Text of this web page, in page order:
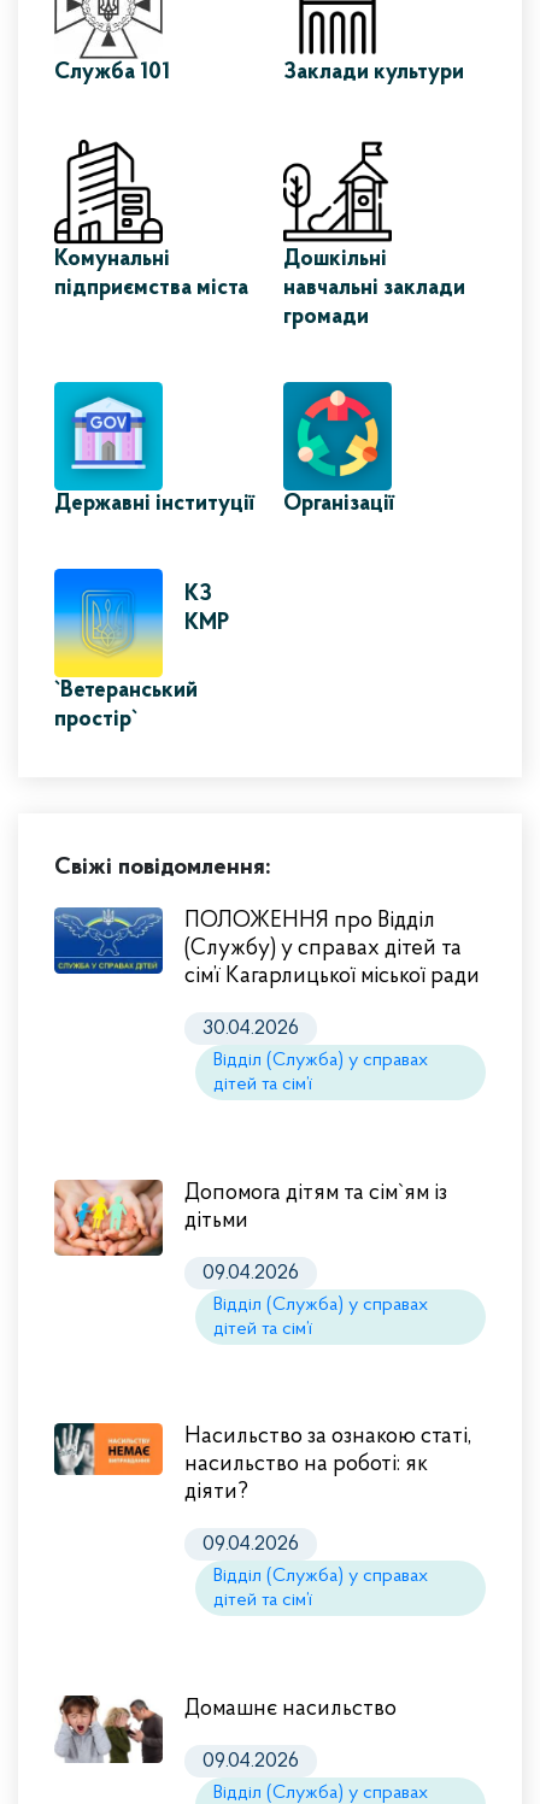
Служба 101 Заклади культури
Комунальні
підприємства міста
Дошкільні
навчальні заклади
громади
Державні інституції Організації
КЗ
КМР
`Ветеранський
простір`
Свіжі повідомлення:
ПОЛОЖЕННЯ про Відділ
(Службу) у справах дітей та
сім’ї Кагарлицької міської ради
30.04.2026
Відділ (Служба) у справах
дітей та сім’ї
Допомога дітям та сім`ям із
дітьми
09.04.2026
Відділ (Служба) у справах
дітей та сім’ї
Насильство за ознакою статі,
насильство на роботі: як
діяти?
09.04.2026
Відділ (Служба) у справах
дітей та сім’ї
Домашнє насильство
09.04.2026
Відділ (Служба) у справах